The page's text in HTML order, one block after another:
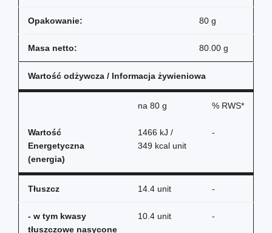
Opakowanie: 80 g
Masa netto: 80.00 g
Wartość odżywcza / Informacja żywieniowa
na 80 g % RWS*
Wartość
Energetyczna
(energia)
1466 kJ /
349 kcal unit
-
Tłuszcz 14.4 unit -
- w tym kwasy
tłuszczowe nasycone
10.4 unit -